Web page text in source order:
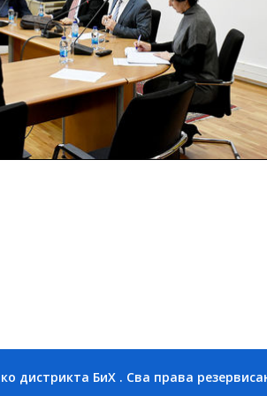
дистрикта БиХ . Сва права